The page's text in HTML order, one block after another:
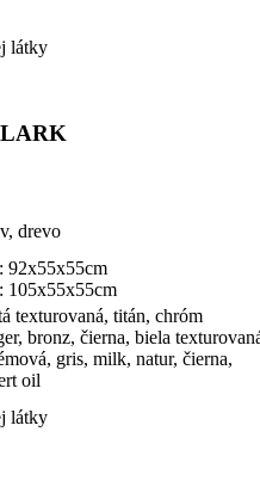
látky
drevo
92x55x55cm
105x55x55cm
texturovaná, titán, chróm
bronz, čierna, biela
gris, milk, natur, čierna,
oil
látky